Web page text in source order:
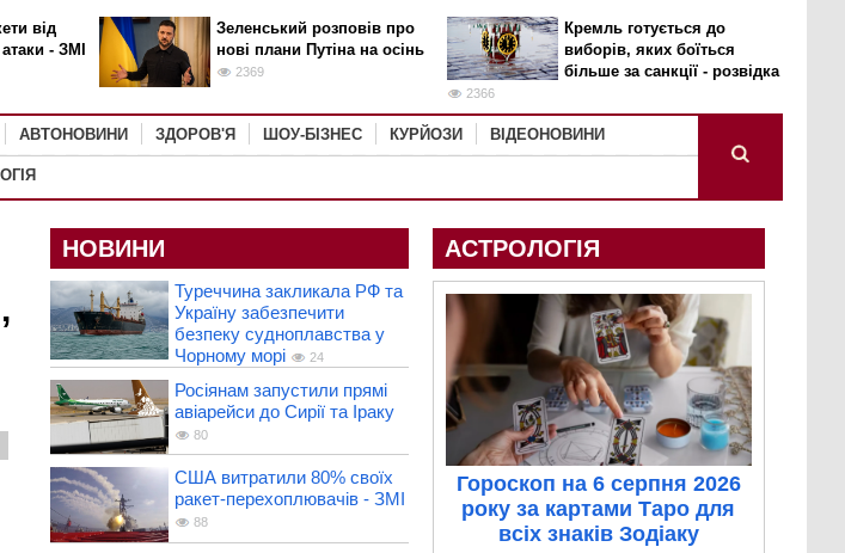
від
- ЗМІ
Зеленський розповів про
нові плани Путіна на осінь
2369
Кремль готується до
виборів, яких боїться
більше за санкції - розвідка
2366
АВТОНОВИНИ ЗДОРОВ'Я ШОУ-БІЗНЕС КУРЙОЗИ ВІДЕОНОВИНИ
НОВИНИ
Туреччина закликала РФ та
Україну забезпечити
безпеку судноплавства у
Чорному морі
24
Росіянам запустили прямі
авіарейси до Сирії та Іраку
80
США витратили 80% своїх
ракет-перехоплювачів - ЗМІ
88
АСТРОЛОГІЯ
Гороскоп на 6 серпня 2026
року за картами Таро для
всіх знаків Зодіаку